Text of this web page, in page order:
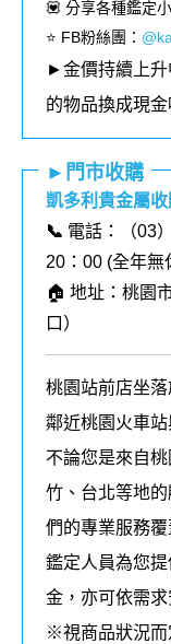
💟 分享各種鑑定
⭐️ FB粉絲團 ：
►金價持續上升
的物品換成現金
►門市收購
凱多利貴金屬
📞 電話：（03
20：00 (全年無
🏠 地址：桃園
口）
桃園站前店坐
鄰近桃園火車
不論您是來自
竹、台北等地
們的專業服務
鑑定人員為您
金，亦可依需求
※視商品狀況而